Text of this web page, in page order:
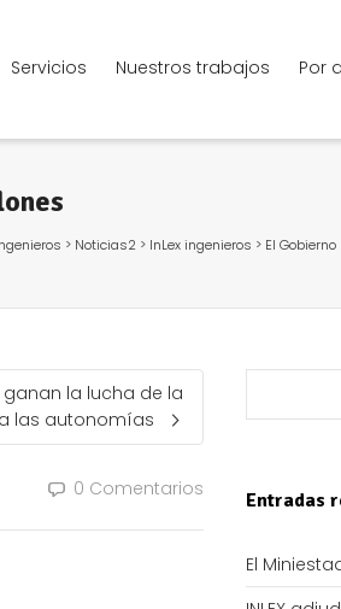
Servicios Nuestros trabajos Por
> Noticias2 > InLex ingenieros > El
la lucha de la
las autonomías
0 Comentarios Entradas
El